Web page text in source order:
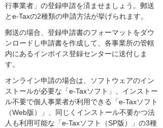
行事業者」の登録申請を済ませましょう。郵送
とe-Taxの2種類の申請方法が挙げられます。
郵送の場合、登録申請書のフォーマットをダウ
ンロードし申請書を作成して、各事業所の管轄
内にあるインボイス登録センターに送付しま
す。
オンライン申請の場合は、ソフトウェアのイン
ストールが必要な「e-Taxソフト」、インストー
ル不要で個人事業者が利用できる「e-Taxソフト
（Web版）」、同じくインストール不要かつ法
人も利用可能な「e-Taxソフト（SP版）」の3種